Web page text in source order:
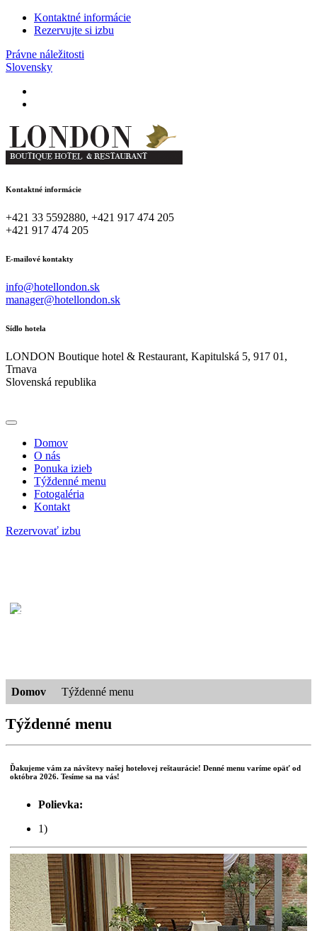
Kontaktné informácie
Rezervujte si izbu
Právne náležitosti
Slovensky
Kontaktné informácie
+421 33 5592880, +421 917 474 205
+421 917 474 205
E-mailové kontakty
info@hotellondon.sk
manager@hotellondon.sk
Sídlo hotela
LONDON Boutique hotel & Restaurant, Kapitulská 5, 917 01,
Trnava
Slovenská republika
Domov
O nás
Ponuka izieb
Týždenné menu
Fotogaléria
Kontakt
Rezervovať izbu
TÝŽDENNÉ MENU
Domov Týždenné menu
Týždenné menu
Ďakujeme vám za návštevy našej hotelovej reštaurácie! Denné menu varíme opäť od
októbra 2026. Tesíme sa na vás!
Polievka:
1)